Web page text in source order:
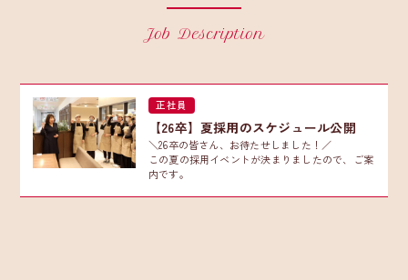
Job Description
正社員
【26卒】夏採用のスケジュール公開
＼26卒の皆さん、お待たせしました！／
この夏の採用イベントが決まりましたので、ご案
内です。